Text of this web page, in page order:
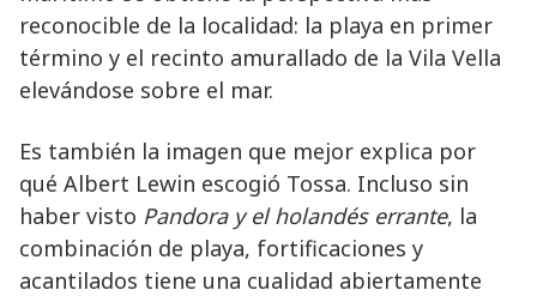
reconocible de la localidad: la playa en primer
término y el recinto amurallado de la Vila Vella
elevándose sobre el mar.
Es también la imagen que mejor explica por
qué Albert Lewin escogió Tossa. Incluso sin
haber visto Pandora y el holandés errante, la
combinación de playa, fortificaciones y
acantilados tiene una cualidad abiertamente